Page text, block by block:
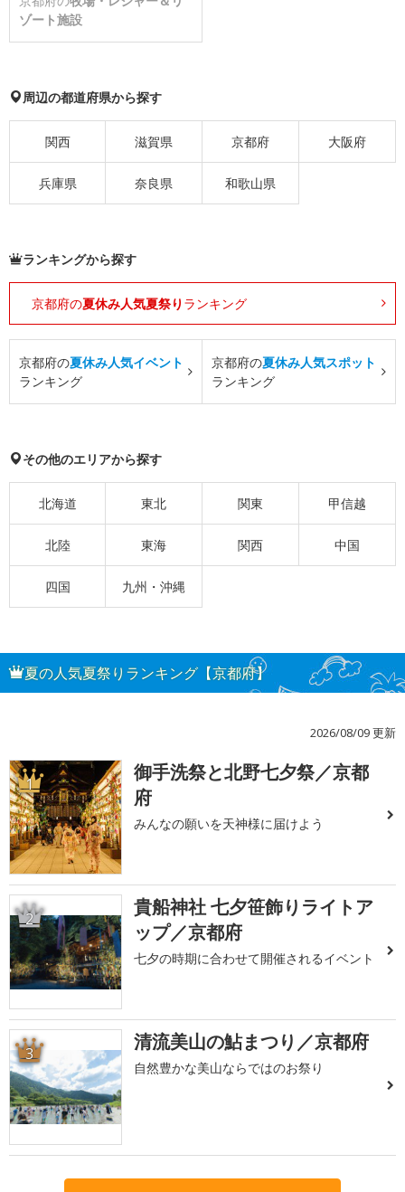
ゾート施設
周辺の都道府県から探す
関西 滋賀県 京都府 大阪府
兵庫県 奈良県 和歌山県
ランキングから探す
京都府の夏休み人気夏祭り ランキング
京都府の夏休み人気イベント
ランキング
京都府の夏休み人気スポット
ランキング
その他のエリアから探す
北海道 東北 関東 甲信越
北陸 東海 関西 中国
四国 九州・沖縄
夏の人気夏祭りランキング【京都府】
2026/08/09 更新
1
御手洗祭と北野七夕祭／京都
府
みんなの願いを天神様に届けよう
2
貴船神社 七夕笹飾りライトア
ップ／京都府
七夕の時期に合わせて開催されるイベント
3 清流美山の鮎まつり／京都府
自然豊かな美山ならではのお祭り